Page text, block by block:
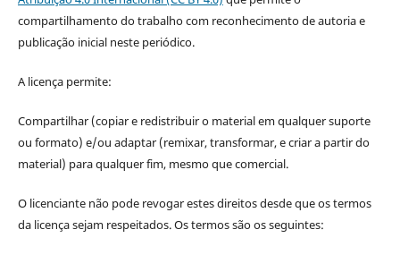
compartilhamento do trabalho com reconhecimento de autoria e
publicação inicial neste periódico.
A licença permite:
Compartilhar (copiar e redistribuir o material em qualquer suporte
ou formato) e/ou adaptar (remixar, transformar, e criar a partir do
material) para qualquer fim, mesmo que comercial.
O licenciante não pode revogar estes direitos desde que os termos
da licença sejam respeitados. Os termos são os seguintes: